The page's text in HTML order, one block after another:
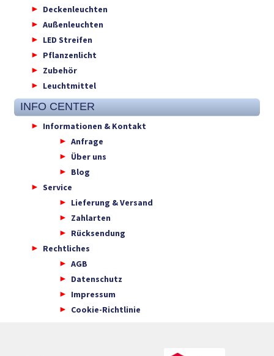
Deckenleuchten
Außenleuchten
LED Streifen
Pflanzenlicht
Zubehör
Leuchtmittel
INFO CENTER
Informationen & Kontakt
Anfrage
Über uns
Blog
Service
Lieferung & Versand
Zahlarten
Rücksendung
Rechtliches
AGB
Datenschutz
Impressum
Cookie-Richtlinie